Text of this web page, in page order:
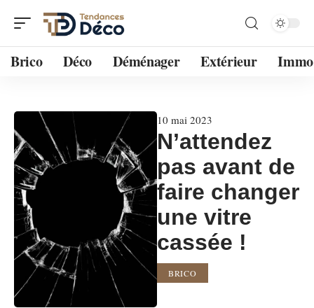
Brico Déco Déménager Extérieur Immo
10 mai 2023
N’attendez
pas avant de
faire changer
une vitre
cassée !
BRICO